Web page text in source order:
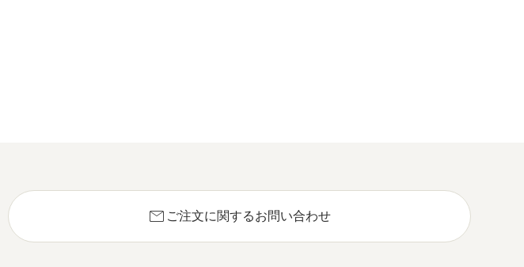
mail ご注文に関するお問い合わせ